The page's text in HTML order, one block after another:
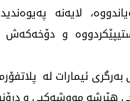
لایەنە
و دۆخەکەش
بەرگری ئیمارات لە